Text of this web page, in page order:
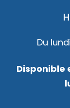
Du
Disponible